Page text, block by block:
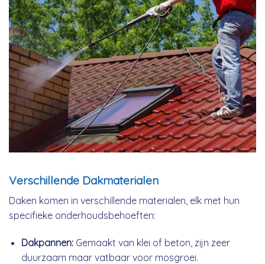
Verschillende Dakmaterialen
Daken komen in verschillende materialen, elk met hun
specifieke onderhoudsbehoeften:
Dakpannen:Gemaakt van klei of beton, zijn zeer
duurzaam maar vatbaar voor mosgroei.